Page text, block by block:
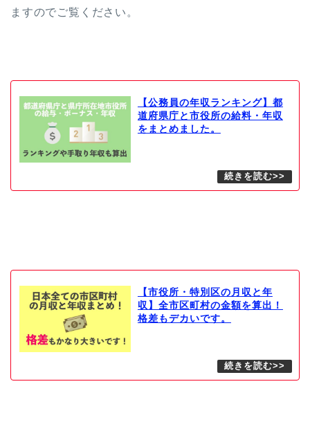
ますのでご覧ください。
【公務員の年収ランキング】都
道府県庁と市役所の給料・年収
をまとめました。
【市役所・特別区の月収と年
収】全市区町村の金額を算出！
格差もデカいです。